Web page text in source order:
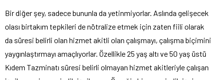
Bir diğer şey, sadece bununla da yetinmiyorlar. Aslında gelişecek
olası birtakım tepkileri de nötralize etmek için zaten fiili olarak
da süresi belirli olan hizmet akitli olan çalışmayı, çalışma biçimini
yaygınlaştırmayı amaçlıyorlar. Özellikle 25 yaş altı ve 50 yaş üstü
Kıdem Tazminatı süresi belirli olmayan hizmet akitleriyle çalışan